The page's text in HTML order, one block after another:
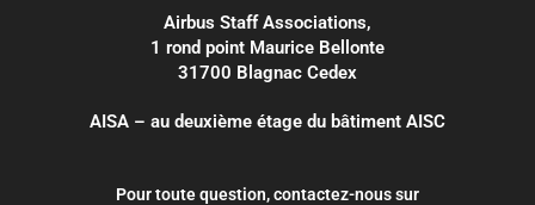
Airbus Staff Associations,
1 rond point Maurice Bellonte
31700 Blagnac Cedex
AISA – au deuxième étage du bâtiment AISC
Pour toute question, contactez-nous sur